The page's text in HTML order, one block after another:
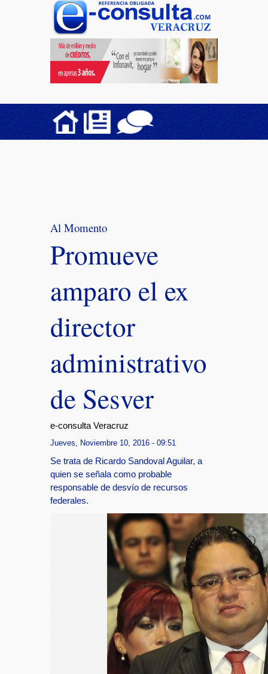
Al Momento
Promueve
amparo el ex
director
administrativo
de Sesver
e-consulta Veracruz
Jueves, Noviembre 10, 2016 - 09:51
Se trata de Ricardo Sandoval Aguilar, a
quien se señala como probable
responsable de desvío de recursos
federales.